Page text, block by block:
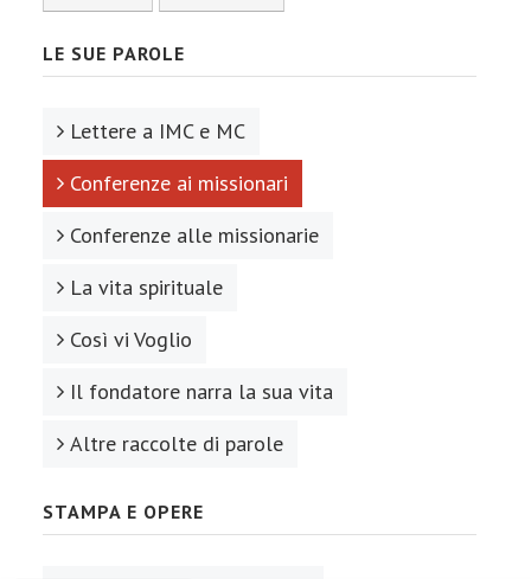
LE SUE PAROLE
Lettere a IMC e MC
Conferenze ai missionari
Conferenze alle missionarie
La vita spirituale
Così vi Voglio
Il fondatore narra la sua vita
Altre raccolte di parole
STAMPA E OPERE